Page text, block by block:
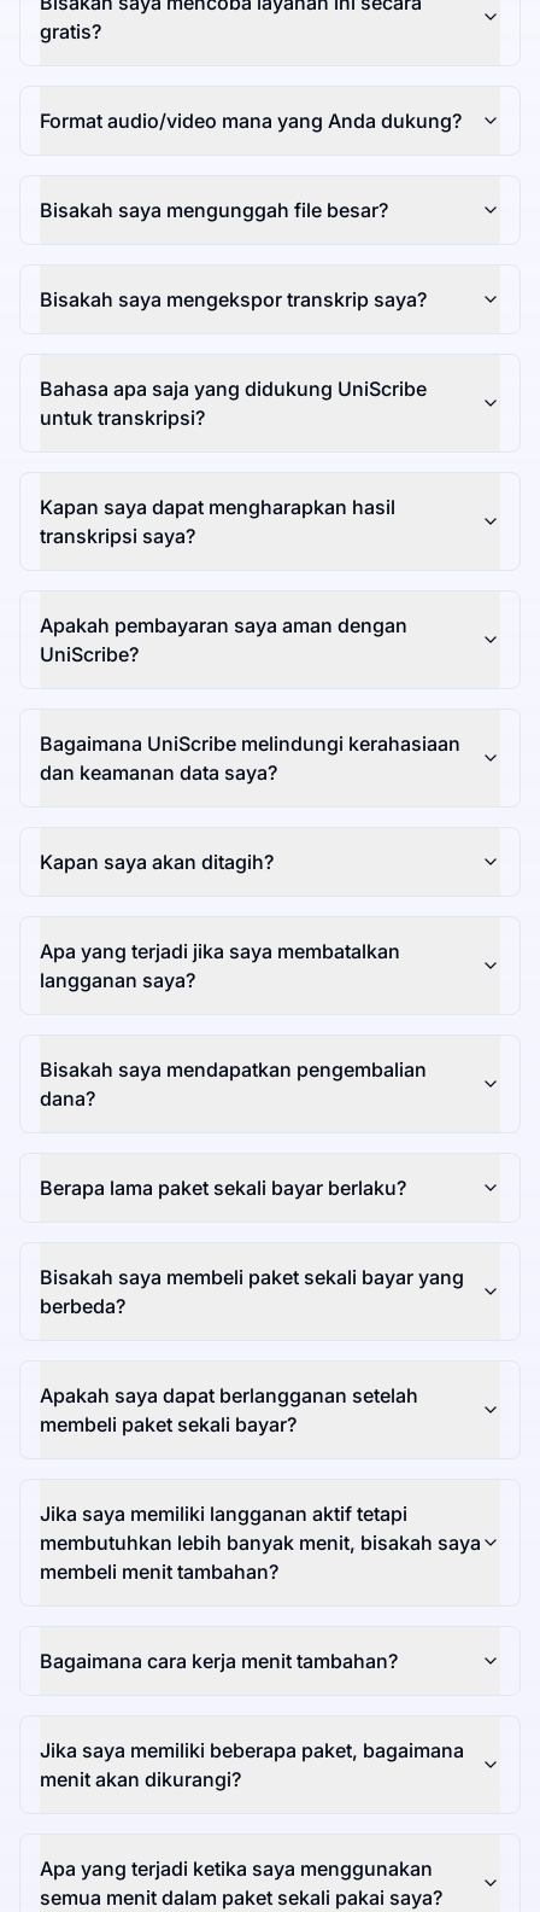
gratis?
Format audio/video mana yang Anda dukung?
Bisakah saya mengunggah file besar?
Bisakah saya mengekspor transkrip saya?
Bahasa apa saja yang didukung UniScribe
untuk transkripsi?
Kapan saya dapat mengharapkan hasil
transkripsi saya?
Apakah pembayaran saya aman dengan
UniScribe?
Bagaimana UniScribe melindungi kerahasiaan
dan keamanan data saya?
Kapan saya akan ditagih?
Apa yang terjadi jika saya membatalkan
langganan saya?
Bisakah saya mendapatkan pengembalian
dana?
Berapa lama paket sekali bayar berlaku?
Bisakah saya membeli paket sekali bayar yang
berbeda?
Apakah saya dapat berlangganan setelah
membeli paket sekali bayar?
Jika saya memiliki langganan aktif tetapi
membutuhkan lebih banyak menit, bisakah saya
membeli menit tambahan?
Bagaimana cara kerja menit tambahan?
Jika saya memiliki beberapa paket, bagaimana
menit akan dikurangi?
Apa yang terjadi ketika saya menggunakan
semua menit dalam paket sekali pakai saya?